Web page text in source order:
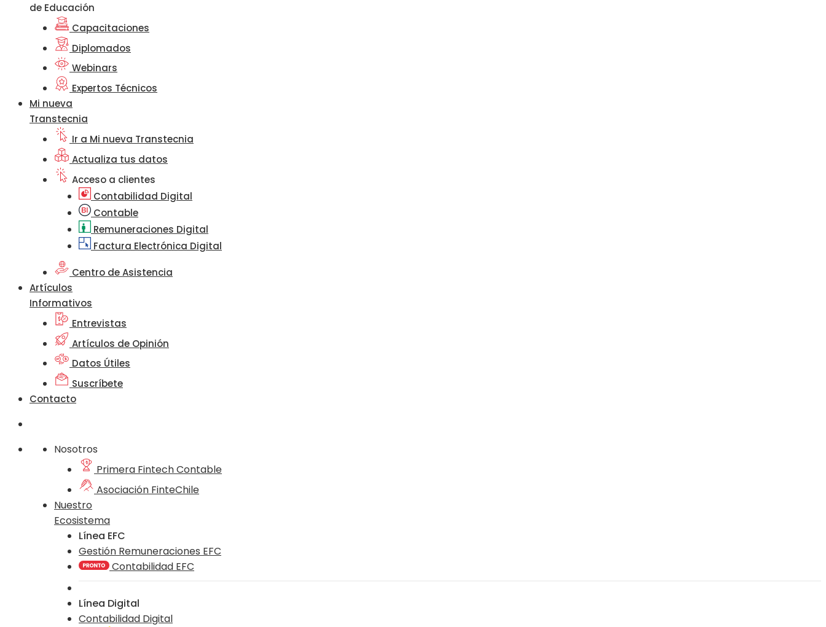
de Educación
Capacitaciones
Diplomados
Webinars
Expertos Técnicos
Mi nueva
Transtecnia
Ir a Mi nueva Transtecnia
Actualiza tus datos
Acceso a clientes
Contabilidad Digital
Contable
Remuneraciones Digital
Factura Electrónica Digital
Centro de Asistencia
Artículos
Informativos
Entrevistas
Artículos de Opinión
Datos Útiles
Suscríbete
Contacto
Nosotros
Primera Fintech Contable
Asociación FinteChile
Nuestro
Ecosistema
Línea EFC
Gestión Remuneraciones EFC
Contabilidad EFC
Línea Digital
Contabilidad Digital